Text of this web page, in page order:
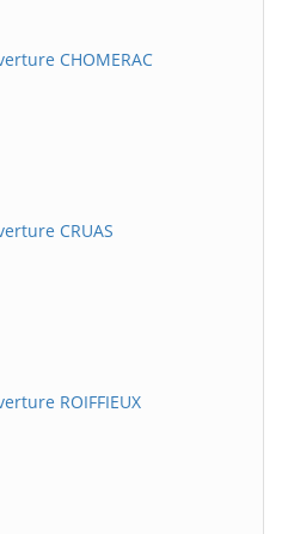
CHOMERAC
CRUAS
ROIFFIEUX